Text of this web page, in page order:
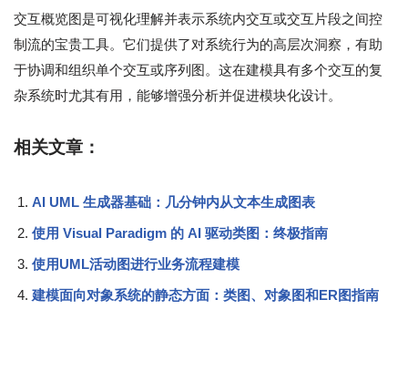
交互概览图是可视化理解并表示系统内交互或交互片段之间控
制流的宝贵工具。它们提供了对系统行为的高层次洞察，有助
于协调和组织单个交互或序列图。这在建模具有多个交互的复
杂系统时尤其有用，能够增强分析并促进模块化设计。
相关文章：
AI UML 生成器基础：几分钟内从文本生成图表
使用 Visual Paradigm 的 AI 驱动类图：终极指南
使用UML活动图进行业务流程建模
建模面向对象系统的静态方面：类图、对象图和ER图指南